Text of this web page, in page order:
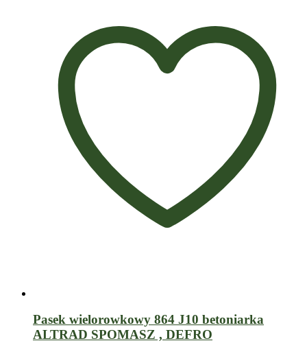
Pasek wielorowkowy 864 J10 betoniarka
ALTRAD SPOMASZ , DEFRO